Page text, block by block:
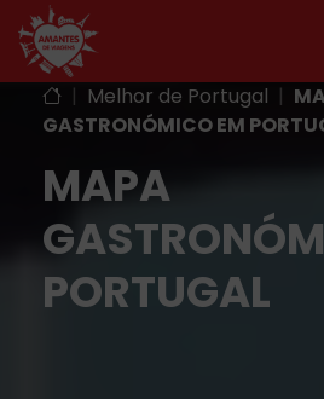
| Melhor de Portugal |
GASTRONÓMICO EM
MAPA
PORTUGAL